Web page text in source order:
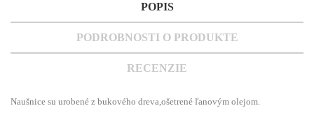
POPIS
PODROBNOSTI O PRODUKTE
RECENZIE
Naušnice su urobené z bukového dreva,ošetrené ľanovým olejom.